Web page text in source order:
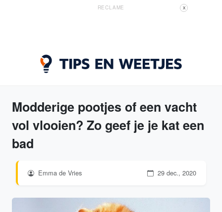
RECLAME X
Modderige pootjes of een vacht
vol vlooien? Zo geef je je kat een
bad
Emma de Vries 29 dec., 2020